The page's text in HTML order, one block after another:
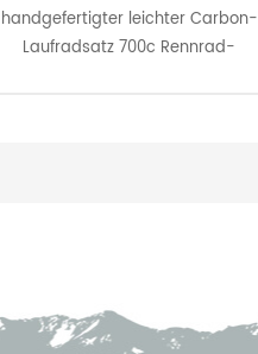
handgefertigter leichter Carbon-
Laufradsatz 700c Rennrad-